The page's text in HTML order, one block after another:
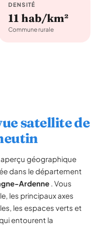
DENSITÉ
11 hab/km²
Commune rurale
satellite de
géographique
dans le département
Ardenne . Vous
les principaux axes
les espaces verts et
entourent la